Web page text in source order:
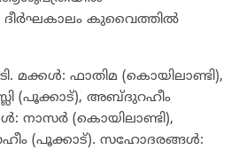
ദീർഘകാലം കുവൈത്തിൽ
മക്കൾ: ഫാതിമ (കൊയിലാണ്ടി),
(പൂക്കാട്), അബ്ദുറഹീം
നാസർ (കൊയിലാണ്ടി),
(പൂക്കാട്). സഹോദരങ്ങൾ: